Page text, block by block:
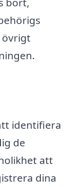
övrigt
identifiera
de
att
dina